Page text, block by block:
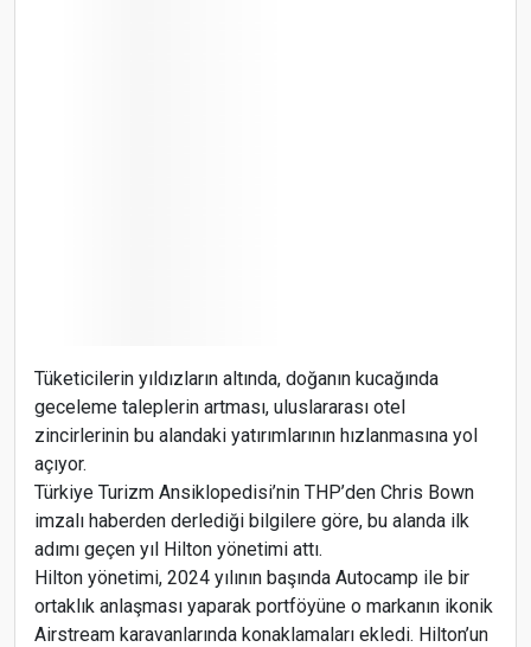
Tüketicilerin yıldızların altında, doğanın kucağında
geceleme taleplerin artması, uluslararası otel
zincirlerinin bu alandaki yatırımlarının hızlanmasına yol
açıyor.
Türkiye Turizm Ansiklopedisi’nin THP’den Chris Bown
imzalı haberden derlediği bilgilere göre, bu alanda ilk
adımı geçen yıl Hilton yönetimi attı.
Hilton yönetimi, 2024 yılının başında Autocamp ile bir
ortaklık anlaşması yaparak portföyüne o markanın ikonik
Airstream karavanlarında konaklamaları ekledi. Hilton’un